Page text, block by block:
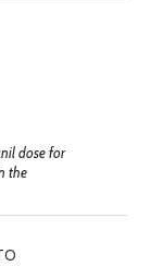
dose for
the